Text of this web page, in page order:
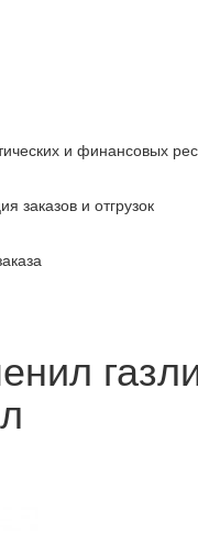
и финансовых
заказов и отгрузок